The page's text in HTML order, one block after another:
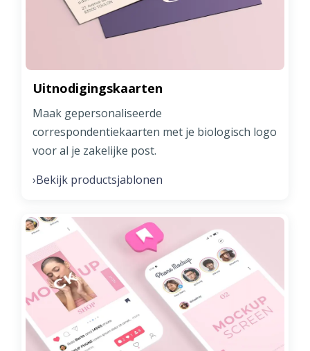
Uitnodigingskaarten
Maak gepersonaliseerde
correspondentiekaarten met je biologisch logo
voor al je zakelijke post.
›Bekijk productsjablonen